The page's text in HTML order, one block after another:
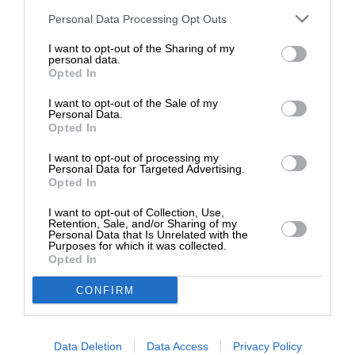
Στηρίξτε με τη χορηγία σας για να
Δημοσιογραφία του SLpress.gr.
Personal Data Processing Opt Outs
I want to opt-out of the Sharing of my
personal data.
Opted In
I want to opt-out of the Sale of my
Personal Data.
Opted In
I want to opt-out of processing my
Personal Data for Targeted Advertising.
Opted In
I want to opt-out of Collection, Use,
Retention, Sale, and/or Sharing of my
Personal Data that Is Unrelated with the
Purposes for which it was collected.
Opted In
CONFIRM
Data Deletion Data Access Privacy Policy
Ναι, επιθυμώ να λαμβάνω το ενημερωτικό δελτίο μέσω e-mail από το
SLpress.gr
Ενισχύστε την Aδέσμευτη και Aνεξάρτητη
Δημοσιογραφία